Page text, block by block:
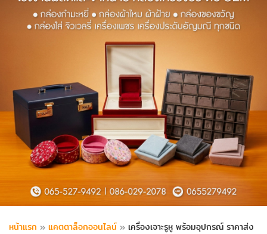
หน้าแรก » แคตตาล็อกออนไลน์ » เครื่องเจาะรูหู พร้อมอุปกรณ์ ราคาส่ง